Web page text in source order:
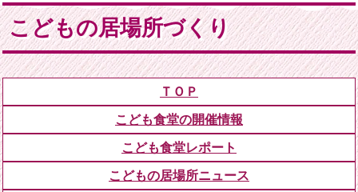
こどもの居場所づくり
ＴＯＰ
こども食堂の開催情報
こども食堂レポート
こどもの居場所ニュース